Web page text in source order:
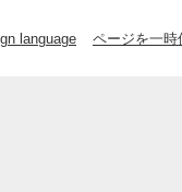
language ページを一時